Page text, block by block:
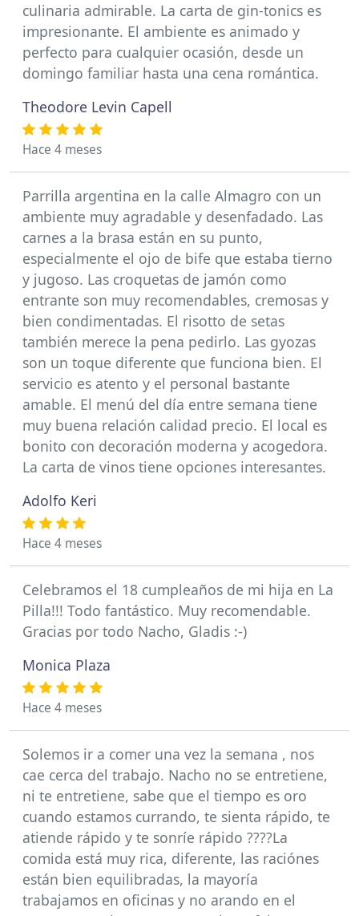
culinaria admirable. La carta de gin-tonics es
impresionante. El ambiente es animado y
perfecto para cualquier ocasión, desde un
domingo familiar hasta una cena romántica.
Theodore Levin Capell
Hace 4 meses
Parrilla argentina en la calle Almagro con un
ambiente muy agradable y desenfadado. Las
carnes a la brasa están en su punto,
especialmente el ojo de bife que estaba tierno
y jugoso. Las croquetas de jamón como
entrante son muy recomendables, cremosas y
bien condimentadas. El risotto de setas
también merece la pena pedirlo. Las gyozas
son un toque diferente que funciona bien. El
servicio es atento y el personal bastante
amable. El menú del día entre semana tiene
muy buena relación calidad precio. El local es
bonito con decoración moderna y acogedora.
La carta de vinos tiene opciones interesantes.
Adolfo Keri
Hace 4 meses
Celebramos el 18 cumpleaños de mi hija en La
Pilla!!! Todo fantástico. Muy recomendable.
Gracias por todo Nacho, Gladis :-)
Monica Plaza
Hace 4 meses
Solemos ir a comer una vez la semana , nos
cae cerca del trabajo. Nacho no se entretiene,
ni te entretiene, sabe que el tiempo es oro
cuando estamos currando, te sienta rápido, te
atiende rápido y te sonríe rápido ????La
comida está muy rica, diferente, las raciónes
están bien equilibradas, la mayoría
trabajamos en oficinas y no arando en el